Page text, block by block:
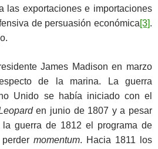
las exportaciones e importaciones
de persuasión económica[3].
James Madison en marzo
de la marina. La guerra
Unido se había iniciado con el
en junio de 1807 y a pesar
guerra de 1812 el programa de
momentum. Hacia 1811 los